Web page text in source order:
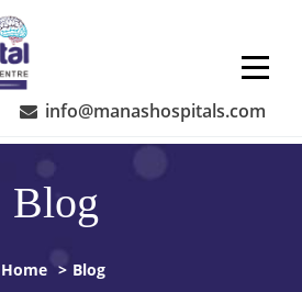
info@manashospitals.com
Blog
Home > Blog